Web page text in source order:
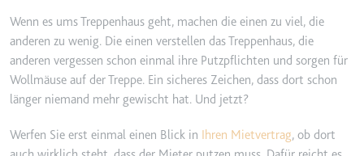
hinweg gesammelt werden.
3 Monate
Typ:
HTTP-Cookie
_gcl_ls
Wenn es ums Treppenhaus geht, machen die einen zu viel, die
anderen zu wenig. Die einen verstellen das Treppenhaus, die
anderen vergessen schon einmal ihre Putzpflichten und sorgen für
Wollmäuse auf der Treppe. Ein sicheres Zeichen, dass dort schon
länger niemand mehr gewischt hat. Und jetzt?
Werfen Sie erst einmal einen Blick in Ihren Mietvertrag, ob dort